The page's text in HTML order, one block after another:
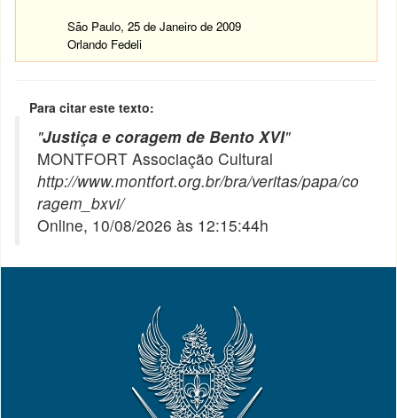
São Paulo, 25 de Janeiro de 2009
Orlando Fedeli
Para citar este texto:
"Justiça e coragem de Bento XVI"
MONTFORT Associação Cultural
http://www.montfort.org.br/bra/veritas/papa/co
ragem_bxvi/
Online, 10/08/2026 às 12:15:44h